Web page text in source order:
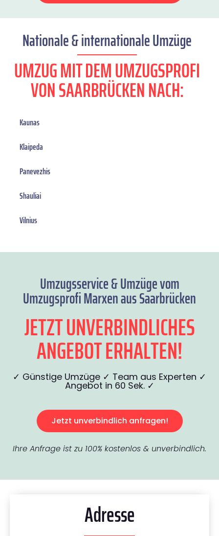
Nationale & internationale Umzüge
UMZUG MIT DEM UMZUGSPROFI
VON SAARBRÜCKEN NACH:
Kaunas
Klaipeda
Panevezhis
Shauliai
Vilnius
Umzugsservice & Umzüge vom
Umzugsprofi Marxen aus Saarbrücken
JETZT UNVERBINDLICHES
ANGEBOT ERHALTEN!
✓ Günstige Umzüge ✓ Team aus Experten ✓
Angebot in 60 Sek. ✓
Jetzt unverbindlich anfragen!
Ihre Anfrage ist zu 100% kostenlos & unverbindlich.
Adresse